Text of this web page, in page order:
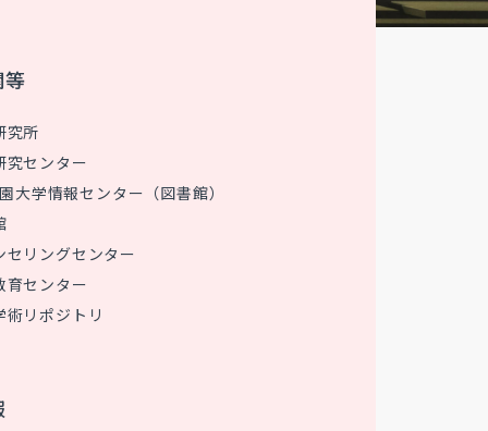
究所
究センター
大学情報センター（図書館）
セリングセンター
育センター
術リポジトリ